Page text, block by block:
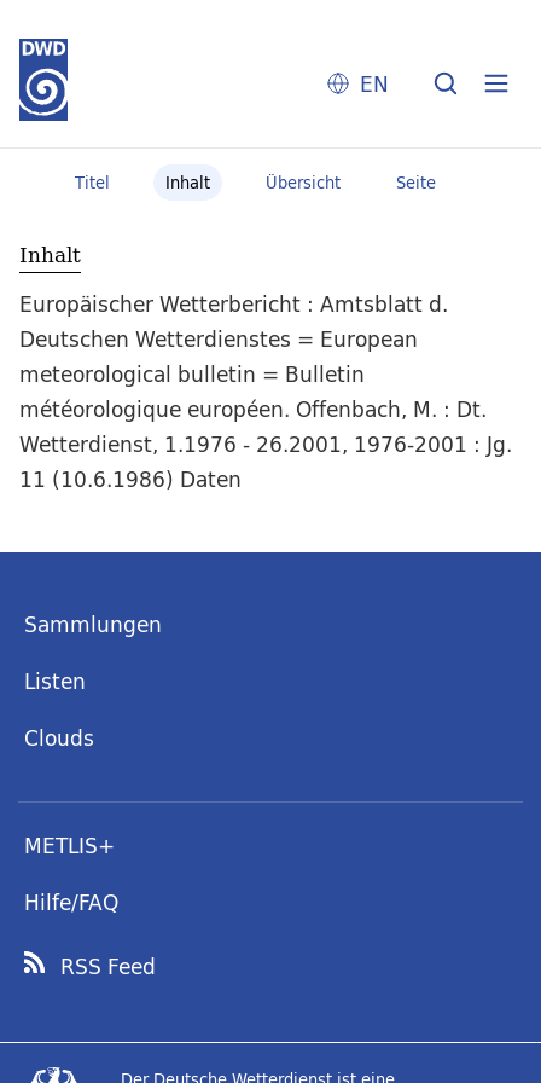
EN
Titel Inhalt Übersicht Seite
Inhalt
Europäischer Wetterbericht : Amtsblatt d.
Deutschen Wetterdienstes = European
meteorological bulletin = Bulletin
météorologique européen. Offenbach, M. : Dt.
Wetterdienst, 1.1976 - 26.2001, 1976-2001 : Jg.
11 (10.6.1986) Daten
Sammlungen
Listen
Clouds
METLIS+
Hilfe/FAQ
RSS Feed